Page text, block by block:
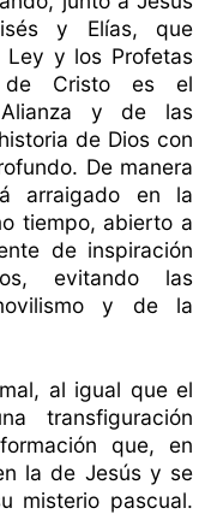
y Elías, que
Ley y los Profetas
de Cristo es el
y de las
de Dios con
De manera
arraigado en la
tiempo, abierto a
de inspiración
evitando las
y de la
al igual que el
transfiguración
que, en
la de Jesús y se
misterio pascual.